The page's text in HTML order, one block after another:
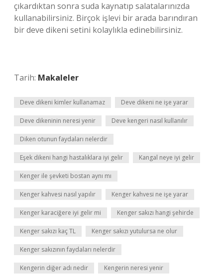
çıkardıktan sonra suda kaynatıp salatalarınızda
kullanabilirsiniz. Birçok işlevi bir arada barındıran
bir deve dikeni setini kolaylıkla edinebilirsiniz.
Tarih: Makaleler
Deve dikeni kimler kullanamaz Deve dikeni ne işe yarar
Deve dikeninin neresi yenir Deve kengeri nasıl kullanılır
Diken otunun faydaları nelerdir
Eşek dikeni hangi hastalıklara iyi gelir Kangal neye iyi gelir
Kenger ile şevketi bostan aynı mı
Kenger kahvesi nasıl yapılır Kenger kahvesi ne işe yarar
Kenger karaciğere iyi gelir mi Kenger sakızı hangi şehirde
Kenger sakızı kaç TL Kenger sakızı yutulursa ne olur
Kenger sakızının faydaları nelerdir
Kengerin diğer adı nedir Kengerin neresi yenir